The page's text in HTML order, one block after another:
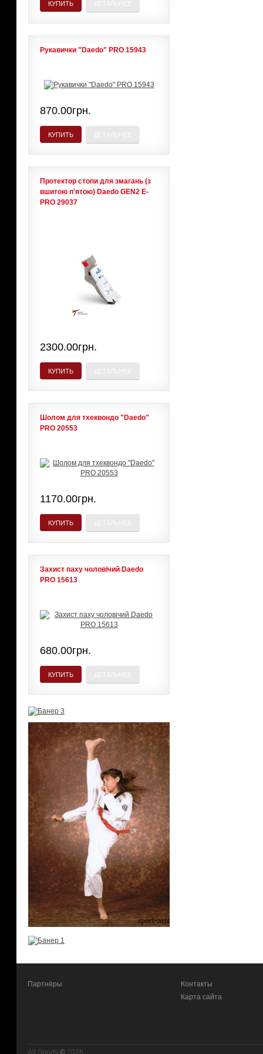
КУПИТЬ
Рукавички "Daedo" PRO 15943
870.00грн.
КУПИТЬ
Протектор стопи для змагань (з
вшитою п'ятою) Daedo GEN2 E-
PRO 29037
2300.00грн.
КУПИТЬ
Шолом для тхеквондо "Daedo"
PRO 20553
1170.00грн.
КУПИТЬ
Захист паху чоловічий Daedo
PRO 15613
680.00грн.
КУПИТЬ
Партнёры
Контакты
Карта сайта
All Sports © 2026